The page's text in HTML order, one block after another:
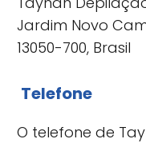
Jardim Novo
13050-700, Brasil
Telefone
O telefone de